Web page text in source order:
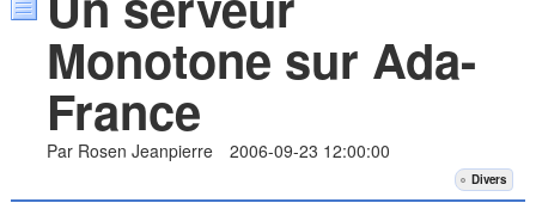
Monotone sur Ada-
France
Par Rosen Jeanpierre 2006-09-23 12:00:00
Divers